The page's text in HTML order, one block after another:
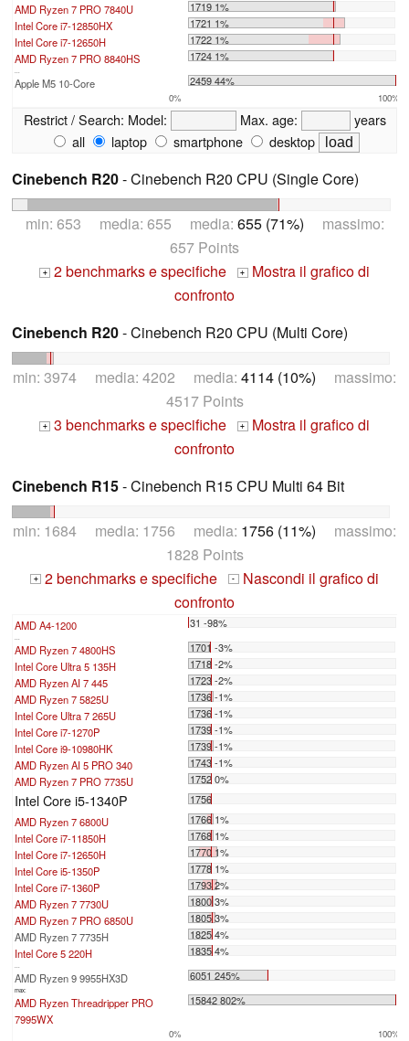
AMD Ryzen 7 PRO 7840U
1719 1%
Intel Core i7-12850HX
1721 1%
Intel Core i7-12650H
1722 1%
AMD Ryzen 7 PRO 8840HS
1724 1%
...
Apple M5 10-Core 2459 44%
0% 100%
Restrict / Search: Model: Max. age:
years
all
laptop smartphone desktop
Cinebench R20- Cinebench R20 CPU (Single Core)
min: 653 media: 655 media: 655 (71%) massimo:
657 Points
+ 2 benchmarks e specifiche + Mostra il grafico di
confronto
Cinebench R20- Cinebench R20 CPU (Multi Core)
min: 3974 media: 4202 media: 4114 (10%) massimo:
4517 Points
+ 3 benchmarks e specifiche + Mostra il grafico di
confronto
Cinebench R15- Cinebench R15 CPU Multi 64 Bit
min: 1684 media: 1756 media: 1756 (11%) massimo:
1828 Points
+ 2 benchmarks e specifiche - Nascondi il grafico di
confronto
AMD A4-1200 31 -98%
AMD Ryzen 7 4800HS
1701 -3%
Intel Core Ultra 5 135H
1718 -2%
AMD Ryzen AI 7 445
1723 -2%
AMD Ryzen 7 5825U
1736 -1%
Intel Core Ultra 7 265U
1736 -1%
Intel Core i7-1270P
1739 -1%
Intel Core i9-10980HK
1739 -1%
AMD Ryzen AI 5 PRO 340
1743 -1%
AMD Ryzen 7 PRO 7735U
1752 0%
Intel Core i5-1340P
1756
AMD Ryzen 7 6800U
1766 1%
Intel Core i7-11850H
1768 1%
Intel Core i7-12650H
1770 1%
Intel Core i5-1350P
1778 1%
Intel Core i7-1360P
1793 2%
AMD Ryzen 7 7730U
1800 3%
AMD Ryzen 7 PRO 6850U
1805 3%
AMD Ryzen 7 7735H
1825 4%
Intel Core 5 220H
1835 4%
AMD Ryzen 9 9955HX3D 6051 245%
max:
AMD Ryzen Threadripper PRO
7995WX
15842 802%
0% 100%